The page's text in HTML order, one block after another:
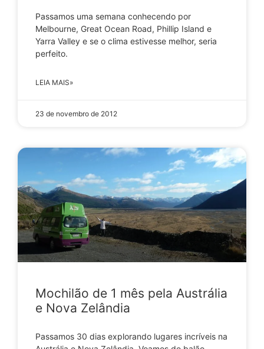
Passamos uma semana conhecendo por
Melbourne, Great Ocean Road, Phillip Island e
Yarra Valley e se o clima estivesse melhor, seria
perfeito.
LEIA MAIS»
23 de novembro de 2012
Mochilão de 1 mês pela Austrália
e Nova Zelândia
Passamos 30 dias explorando lugares incríveis na